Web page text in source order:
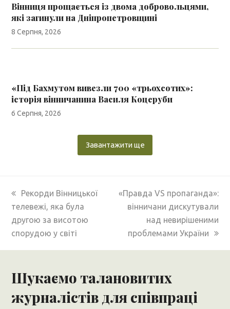
Вінниця прощається із двома добровольцями,
які загинули на Дніпропетровщині
8 Серпня, 2026
«Під Бахмутом вивезли 700 «трьохсотих»:
історія вінничанина Василя Коцеруби
6 Серпня, 2026
Завантажити ще
previous
post:
Рекорди Вінницької
телевежі, яка була
другою за висотою
спорудою у світі
next
post:
«Правда VS пропаганда»:
вінничани дискутували
над невирішеними
проблемами України
Шукаємо талановитих
журналістів для співпраці